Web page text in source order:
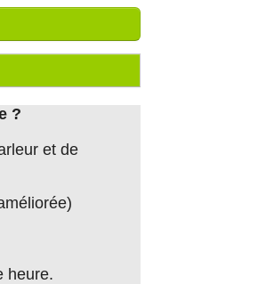
?
et de
heure.